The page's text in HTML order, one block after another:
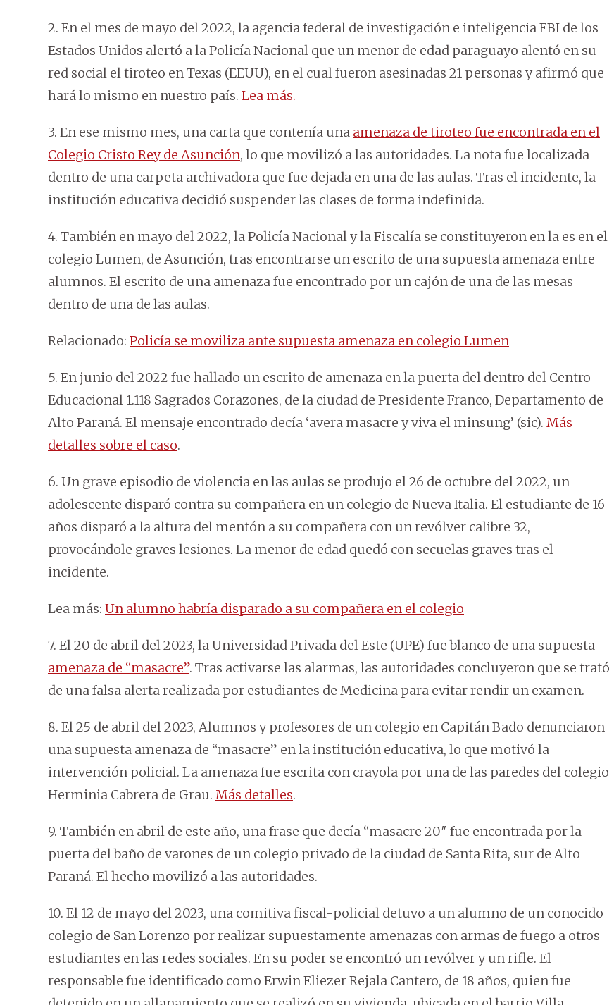
2. En el mes de mayo del 2022, la agencia federal de investigación e inteligencia FBI de los
Estados Unidos alertó a la Policía Nacional que un menor de edad paraguayo alentó en su
red social el tiroteo en Texas (EEUU), en el cual fueron asesinadas 21 personas y afirmó que
hará lo mismo en nuestro país. Lea más.
3. En ese mismo mes, una carta que contenía una amenaza de tiroteo fue encontrada en el
Colegio Cristo Rey de Asunción, lo que movilizó a las autoridades. La nota fue localizada
dentro de una carpeta archivadora que fue dejada en una de las aulas. Tras el incidente, la
institución educativa decidió suspender las clases de forma indefinida.
4. También en mayo del 2022, la Policía Nacional y la Fiscalía se constituyeron en la es en el
colegio Lumen, de Asunción, tras encontrarse un escrito de una supuesta amenaza entre
alumnos. El escrito de una amenaza fue encontrado por un cajón de una de las mesas
dentro de una de las aulas.
Relacionado: Policía se moviliza ante supuesta amenaza en colegio Lumen
5. En junio del 2022 fue hallado un escrito de amenaza en la puerta del dentro del Centro
Educacional 1.118 Sagrados Corazones, de la ciudad de Presidente Franco, Departamento de
Alto Paraná. El mensaje encontrado decía ‘avera masacre y viva el minsung’ (sic). Más
detalles sobre el caso.
6. Un grave episodio de violencia en las aulas se produjo el 26 de octubre del 2022, un
adolescente disparó contra su compañera en un colegio de Nueva Italia. El estudiante de 16
años disparó a la altura del mentón a su compañera con un revólver calibre 32,
provocándole graves lesiones. La menor de edad quedó con secuelas graves tras el
incidente.
Lea más: Un alumno habría disparado a su compañera en el colegio
7. El 20 de abril del 2023, la Universidad Privada del Este (UPE) fue blanco de una supuesta
amenaza de “masacre”. Tras activarse las alarmas, las autoridades concluyeron que se trató
de una falsa alerta realizada por estudiantes de Medicina para evitar rendir un examen.
8. El 25 de abril del 2023, Alumnos y profesores de un colegio en Capitán Bado denunciaron
una supuesta amenaza de “masacre” en la institución educativa, lo que motivó la
intervención policial. La amenaza fue escrita con crayola por una de las paredes del colegio
Herminia Cabrera de Grau. Más detalles.
9. También en abril de este año, una frase que decía “masacre 20″ fue encontrada por la
puerta del baño de varones de un colegio privado de la ciudad de Santa Rita, sur de Alto
Paraná. El hecho movilizó a las autoridades.
10. El 12 de mayo del 2023, una comitiva fiscal-policial detuvo a un alumno de un conocido
colegio de San Lorenzo por realizar supuestamente amenazas con armas de fuego a otros
estudiantes en las redes sociales. En su poder se encontró un revólver y un rifle. El
responsable fue identificado como Erwin Eliezer Rejala Cantero, de 18 años, quien fue